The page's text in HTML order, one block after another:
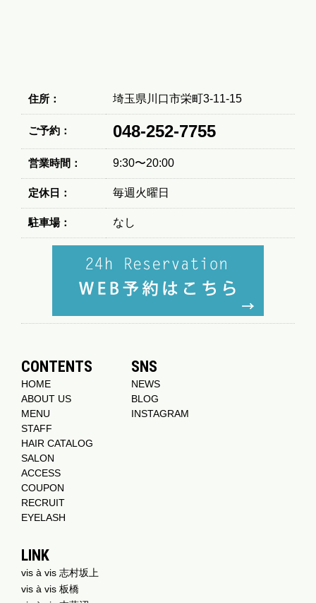
住所： 埼玉県川口市栄町3-11-15
ご予約： 048-252-7755
営業時間： 9:30〜20:00
定休日： 毎週火曜日
駐車場： なし
CONTENTS
HOME
ABOUT US
MENU
STAFF
HAIR CATALOG
SALON
ACCESS
COUPON
RECRUIT
EYELASH
SNS
NEWS
BLOG
INSTAGRAM
LINK
vis à vis 志村坂上
vis à vis 板橋